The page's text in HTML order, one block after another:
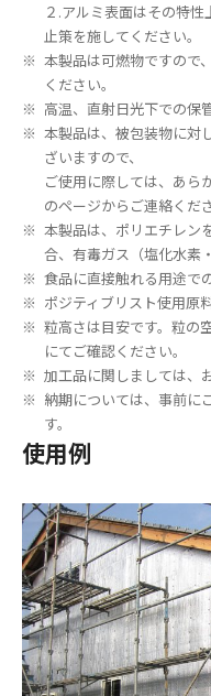
２.アルミ表面はその特
止策を施してください。
本製品は可燃物ですので
ください。
高温、直射日光下での保
本製品は、被包装物に対
ざいますので、
ご使用に際しては、あら
のページからご連絡くださ
本製品は、ポリエチレン
合、有毒ガス（塩化水素
食品に直接触れる用途で
ポジティブリスト使用原
粒高さは目安です。粒の
にてご確認ください。
加工品に関しましては、
納期については、事前に
す。
使用例